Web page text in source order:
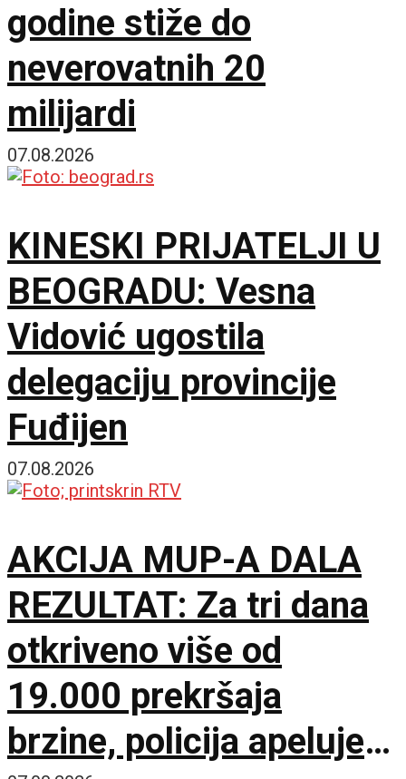
godine stiže do
neverovatnih 20
milijardi
07.08.2026
KINESKI PRIJATELJI U
BEOGRADU: Vesna
Vidović ugostila
delegaciju provincije
Fuđijen
07.08.2026
AKCIJA MUP-A DALA
REZULTAT: Za tri dana
otkriveno više od
19.000 prekršaja
brzine, policija apeluje